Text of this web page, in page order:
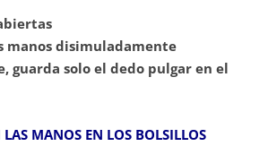
manos disimuladamente
guarda solo el dedo pulgar en el
MANOS EN LOS BOLSILLOS